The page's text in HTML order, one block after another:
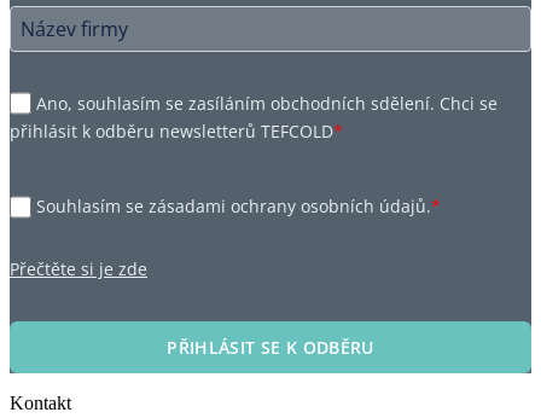
Ano, souhlasím se zasíláním obchodních sdělení. Chci se
přihlásit k odběru newsletterů TEFCOLD*
Souhlasím se zásadami ochrany osobních údajů.*
Přečtěte si je zde
PŘIHLÁSIT SE K ODBĚRU
Kontakt